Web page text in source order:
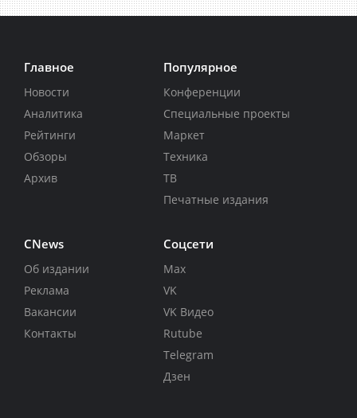
Главное
Новости
Аналитика
Рейтинги
Обзоры
Архив
Популярное
Конференции
Специальные проекты
Маркет
Техника
ТВ
Печатные издания
CNews
Об издании
Реклама
Вакансии
Контакты
Соцсети
Max
VK
VK Видео
Rutube
Telegram
Дзен